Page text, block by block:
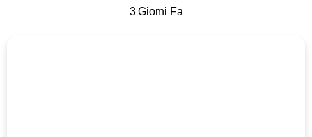
3 Giorni Fa